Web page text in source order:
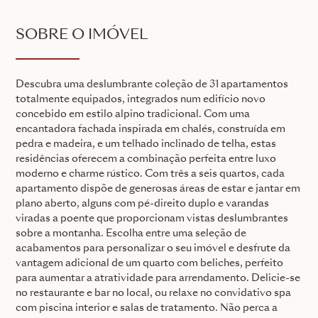
SOBRE O IMÓVEL
Descubra uma deslumbrante coleção de 31 apartamentos
totalmente equipados, integrados num edifício novo
concebido em estilo alpino tradicional. Com uma
encantadora fachada inspirada em chalés, construída em
pedra e madeira, e um telhado inclinado de telha, estas
residências oferecem a combinação perfeita entre luxo
moderno e charme rústico. Com três a seis quartos, cada
apartamento dispõe de generosas áreas de estar e jantar em
plano aberto, alguns com pé-direito duplo e varandas
viradas a poente que proporcionam vistas deslumbrantes
sobre a montanha. Escolha entre uma seleção de
acabamentos para personalizar o seu imóvel e desfrute da
vantagem adicional de um quarto com beliches, perfeito
para aumentar a atratividade para arrendamento. Delicie-se
no restaurante e bar no local, ou relaxe no convidativo spa
com piscina interior e salas de tratamento. Não perca a